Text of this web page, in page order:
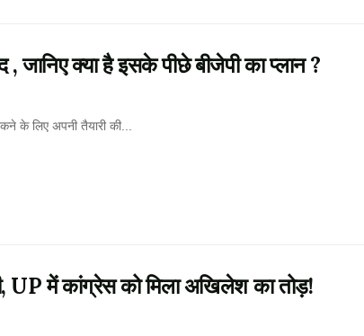
, जानिए क्या है इसके पीछे बीजेपी का प्लान ?
के लिए अपनी तैयारी की...
UP में कांग्रेस को मिला अखिलेश का तोड़!